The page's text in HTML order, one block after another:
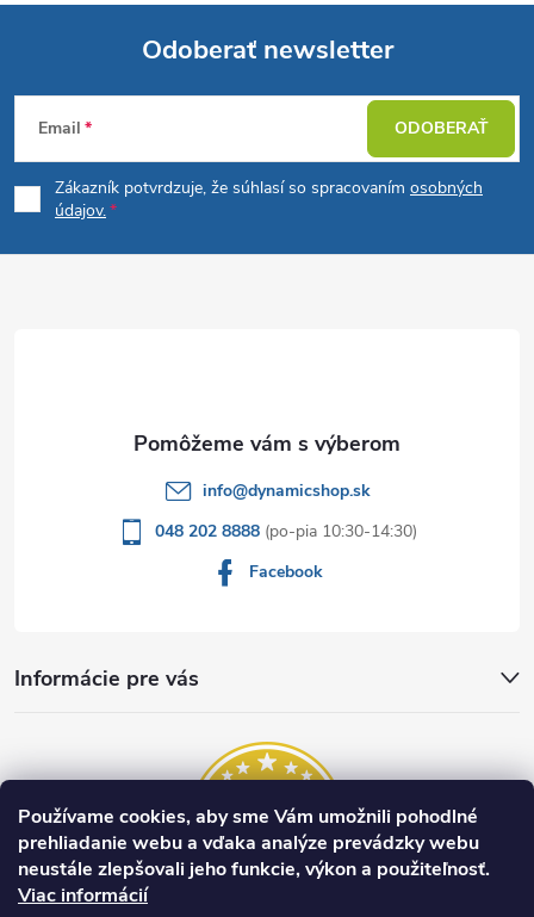
Používame cookies, aby sme Vám umožnili pohodlné
prehliadanie webu a vďaka analýze prevádzky webu
neustále zlepšovali jeho funkcie, výkon a použiteľnosť.
Viac informácií
Z
á
p
Odoberať newsletter
Email
Zákazník potvrdzuje, že súhlasí so spracovaním osobných
údajov.
ODOBERAŤ
Informácie pre vás
info@dynamicshop.sk
048 202 8888
Facebook